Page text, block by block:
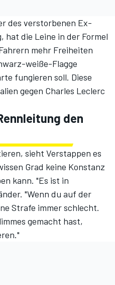
des verstorbenen Ex-
hat die Leine in der Formel
mehr Freiheiten
weiße-Flagge
fungieren soll. Diese
gegen Charles Leclerc
den
sieht Verstappen es
Grad keine Konstanz
kann. "Es ist in
"Wenn du auf der
Strafe immer schlecht.
gemacht hast,